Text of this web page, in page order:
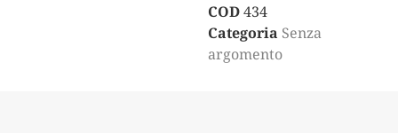
COD434
Categoria Senza
argomento